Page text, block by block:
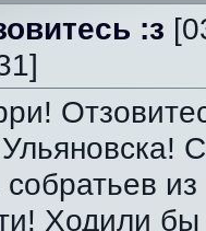
:з
из
Ходили бы